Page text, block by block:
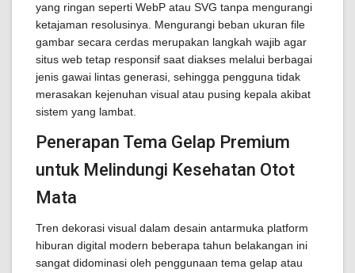
yang ringan seperti WebP atau SVG tanpa mengurangi
ketajaman resolusinya. Mengurangi beban ukuran file
gambar secara cerdas merupakan langkah wajib agar
situs web tetap responsif saat diakses melalui berbagai
jenis gawai lintas generasi, sehingga pengguna tidak
merasakan kejenuhan visual atau pusing kepala akibat
sistem yang lambat.
Penerapan Tema Gelap Premium
untuk Melindungi Kesehatan Otot
Mata
Tren dekorasi visual dalam desain antarmuka platform
hiburan digital modern beberapa tahun belakangan ini
sangat didominasi oleh penggunaan tema gelap atau